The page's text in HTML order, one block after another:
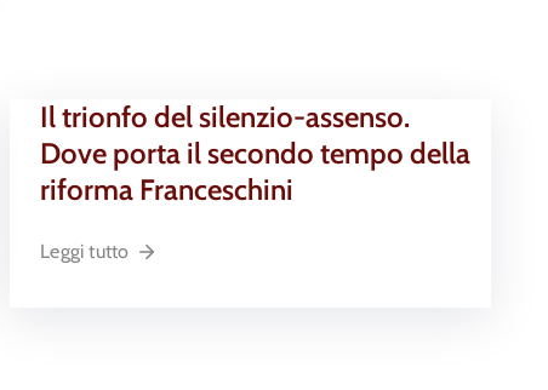
Il trionfo del silenzio-assenso.
Dove porta il secondo tempo della
riforma Franceschini
Leggi tutto